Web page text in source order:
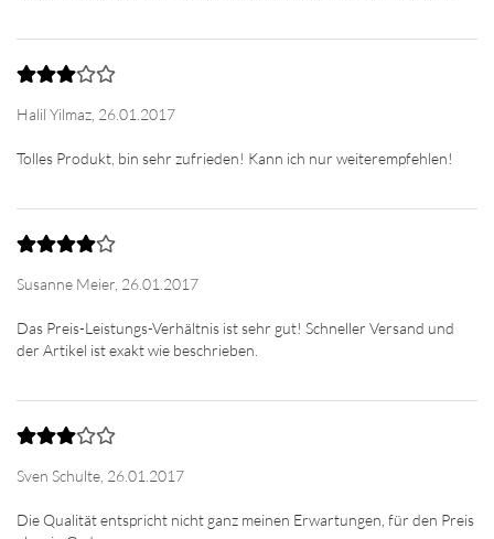
Halil Yilmaz, 26.01.2017
Susanne Meier, 26.01.2017
Das Preis-Leistungs-Verhältnis ist sehr gut! Schneller Versand und
Sven Schulte, 26.01.2017
Die Qualität entspricht nicht ganz meinen Erwartungen, für den Preis